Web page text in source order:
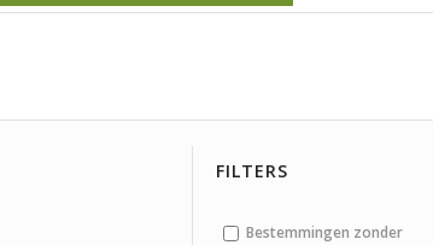
FILTERS
Bestemmingen zonder